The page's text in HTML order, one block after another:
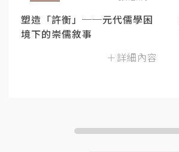
塑造「許衡」──元代儒學困
境下的崇儒敘事
＋詳細內容